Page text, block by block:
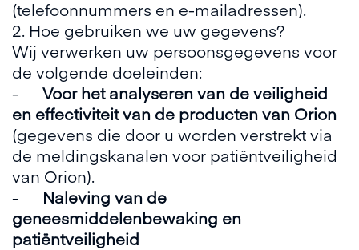
(telefoonnummers en e-mailadressen).
2. Hoe gebruiken we uw gegevens?
Wij verwerken uw persoonsgegevens voor
de volgende doeleinden:
- Voor het analyseren van de veiligheid
en effectiviteit van de producten van Orion
(gegevens die door u worden verstrekt via
de meldingskanalen voor patiëntveiligheid
van Orion).
- Naleving van de
geneesmiddelenbewaking en
patiëntveiligheid